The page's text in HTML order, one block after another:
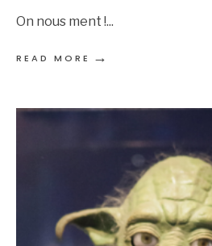
On nous ment !...
READ MORE →